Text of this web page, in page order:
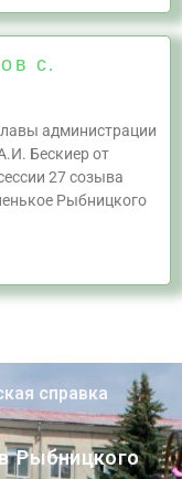
с.
администрации
Бескиер от
27 созыва
Рыбницкого
справка
Рыбницкого